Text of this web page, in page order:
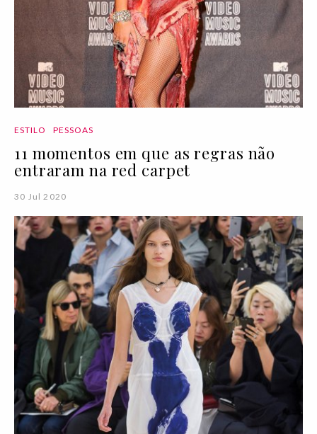
ESTILO PESSOAS
11 momentos em que as regras não
entraram na red carpet
30 Jul 2020